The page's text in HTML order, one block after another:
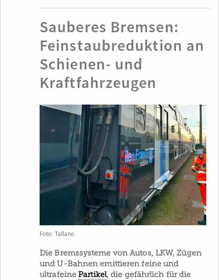
Sauberes Bremsen:
Feinstaubreduktion an
Schienen- und
Kraftfahrzeugen
Foto: Tallano
Die Bremssysteme von Autos, LKW, Zügen
und U-Bahnen emittieren feine und
ultrafeinePartikel, die gefährlich für die